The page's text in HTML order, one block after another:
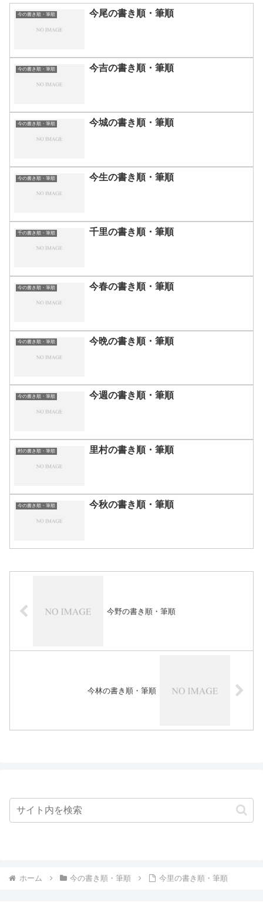
今の書き順・筆順 今尾の書き順・筆順
今の書き順・筆順 今吉の書き順・筆順
今の書き順・筆順 今城の書き順・筆順
今の書き順・筆順 今生の書き順・筆順
千の書き順・筆順 千里の書き順・筆順
今の書き順・筆順 今春の書き順・筆順
今の書き順・筆順 今晩の書き順・筆順
今の書き順・筆順 今週の書き順・筆順
村の書き順・筆順 里村の書き順・筆順
今の書き順・筆順 今秋の書き順・筆順
今野の書き順・筆順
今林の書き順・筆順
ホーム 今の書き順・筆順 今里の書き順・筆順